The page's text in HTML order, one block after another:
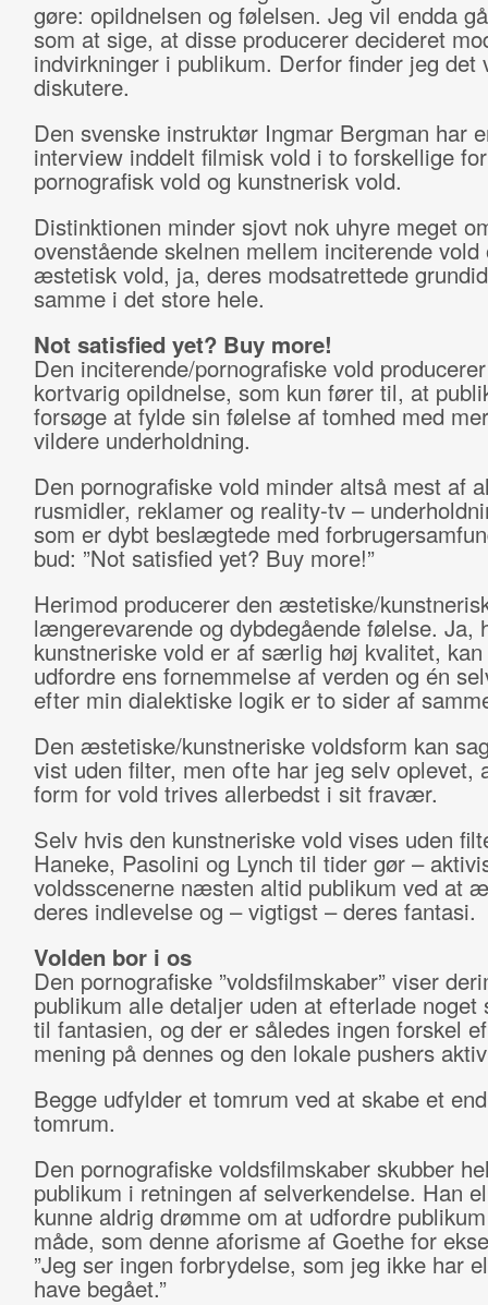
gøre: opildnelsen og følelsen. Jeg vil endda
som at sige, at disse producerer decideret
indvirkninger i publikum. Derfor finder jeg det
diskutere.
Den svenske instruktør Ingmar Bergman har
interview inddelt filmisk vold i to forskellige
pornografisk vold og kunstnerisk vold.
Distinktionen minder sjovt nok uhyre meget
ovenstående skelnen mellem inciterende vold
æstetisk vold, ja, deres modsatrettede
samme i det store hele.
Not satisfied yet? Buy more!
Den inciterende/pornografiske vold
kortvarig opildnelse, som kun fører til, at
forsøge at fylde sin følelse af tomhed med
vildere underholdning.
Den pornografiske vold minder altså mest af
rusmidler, reklamer og reality-tv –
som er dybt beslægtede med
bud: ”Not satisfied yet? Buy more!”
Herimod producerer den æstetiske/
længerevarende og dybdegående følelse. Ja,
kunstneriske vold er af særlig høj kvalitet, kan
udfordre ens fornemmelse af verden og én
efter min dialektiske logik er to sider af
Den æstetiske/kunstneriske voldsform kan
vist uden filter, men ofte har jeg selv oplevet,
form for vold trives allerbedst i sit fravær.
Selv hvis den kunstneriske vold vises uden
Haneke, Pasolini og Lynch til tider gør –
voldsscenerne næsten altid publikum ved at
deres indlevelse og – vigtigst – deres fantasi.
Volden bor i os
Den pornografiske ”voldsfilmskaber” viser
publikum alle detaljer uden at efterlade noget
til fantasien, og der er således ingen forskel
mening på dennes og den lokale pushers
Begge udfylder et tomrum ved at skabe et
tomrum.
Den pornografiske voldsfilmskaber skubber
publikum i retningen af selverkendelse. Han
kunne aldrig drømme om at udfordre
måde, som denne aforisme af Goethe for
”Jeg ser ingen forbrydelse, som jeg ikke har
have begået.”